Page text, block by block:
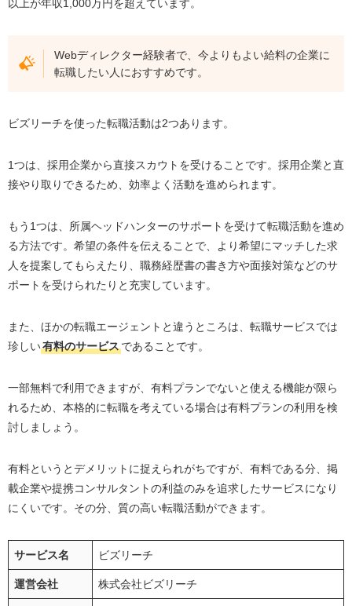
ネットマーケティング検定
ト
以上が年収1,000万円を超えています。
Webディレクター経験者で、今よりもよい給料の企業に
転職したい人におすすめです。
ビズリーチを使った転職活動は2つあります。
1つは、採用企業から直接スカウトを受けることです。採用企業と直
接やり取りできるため、効率よく活動を進められます。
もう1つは、所属ヘッドハンターのサポートを受けて転職活動を進め
る方法です。希望の条件を伝えることで、より希望にマッチした求
人を提案してもらえたり、職務経歴書の書き方や面接対策などのサ
ポートを受けられたりと充実しています。
また、ほかの転職エージェントと違うところは、転職サービスでは
珍しい有料のサービスであることです。
一部無料で利用できますが、有料プランでないと使える機能が限ら
れるため、本格的に転職を考えている場合は有料プランの利用を検
討しましょう。
有料というとデメリットに捉えられがちですが、有料である分、掲
載企業や提携コンサルタントの利益のみを追求したサービスになり
にくいです。その分、質の高い転職活動ができます。
サービス名 ビズリーチ
運営会社 株式会社ビズリーチ